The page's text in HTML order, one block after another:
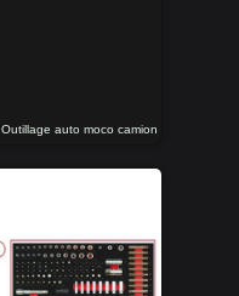
Outillage auto moco camion